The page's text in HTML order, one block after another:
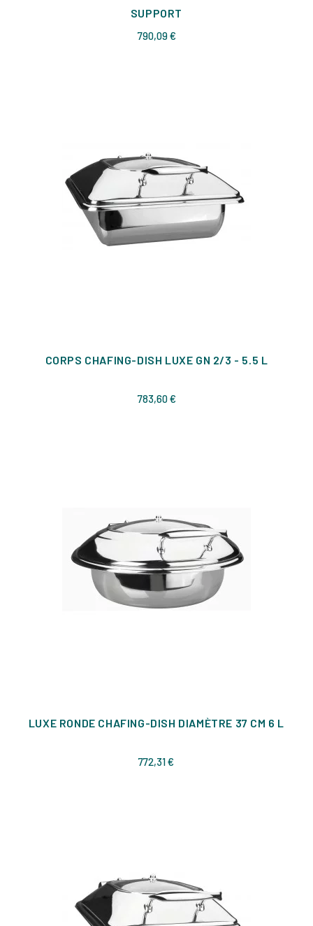
SUPPORT
790,09 €Prix
CORPS CHAFING-DISH LUXE GN 2/3 - 5.5 L
783,60 €Prix
LUXE RONDE CHAFING-DISH DIAMÈTRE 37 CM 6 L
772,31 €